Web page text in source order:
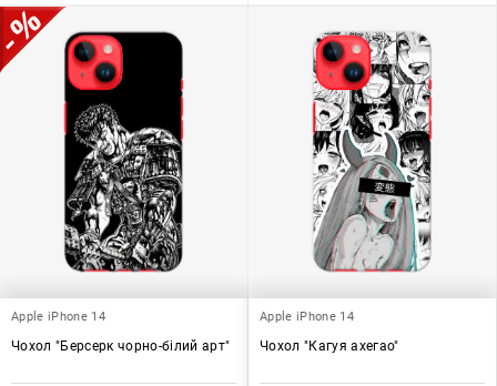
Apple iPhone 14
Чохол "Берсерк чорно-білий арт"
Apple iPhone 14
Чохол "Кагуя ахегао"